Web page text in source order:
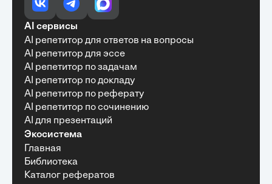
Алексей Антонов•27 мая, 2025
Обучение с Кампус Хаб — очень экономит
полезной информации. Рекомендую ...
Рекомендую Кампус АИ всем, кто хочет
учиться эффективно и с комфортом
Марина Щербакова
Пользуюсь сайтом Кампус АИ уже несколько
месяцев и хочу отметить высокий уровень
удобства и информативности. Платформа
отлично подходит как для самостоятельного
AI сервисы
AI репетитор для ответов на вопросы
AI репетитор для эссе
AI репетитор по задачам
AI репетитор по докладу
AI репетитор по реферату
AI репетитор по сочинению
AI для презентаций
Экосистема
Главная
Библиотека
Каталог рефератов